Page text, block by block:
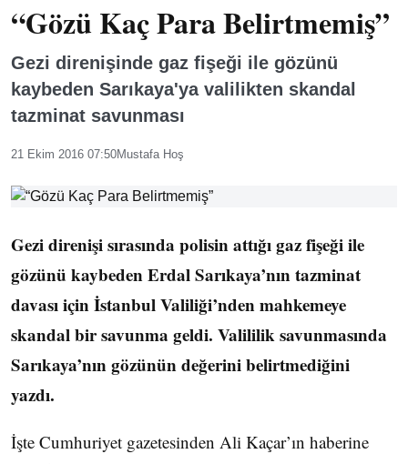
“Gözü Kaç Para Belirtmemiş”
Gezi direnişinde gaz fişeği ile gözünü
kaybeden Sarıkaya'ya valilikten skandal
tazminat savunması
21 Ekim 2016 07:50Mustafa Hoş
Gezi direnişi sırasında polisin attığı gaz fişeği ile
gözünü kaybeden Erdal Sarıkaya’nın tazminat
davası için İstanbul Valiliği’nden mahkemeye
skandal bir savunma geldi. Valililik savunmasında
Sarıkaya’nın gözünün değerini belirtmediğini
yazdı.
İşte Cumhuriyet gazetesinden Ali Kaçar’ın haberine